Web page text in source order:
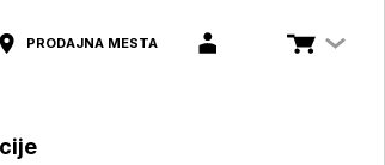
PRODAJNA MESTA